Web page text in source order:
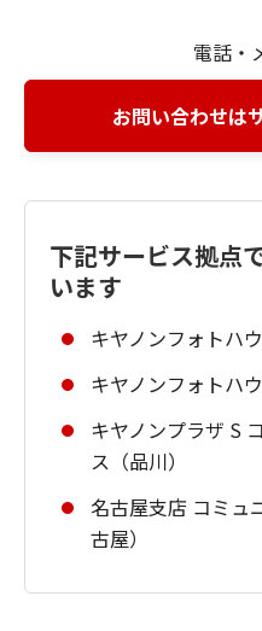
電話・
お問い合わせは
下記サービス拠点
います
キヤノンフォトハ
キヤノンフォトハ
キヤノンプラザ S
ス（品川）
名古屋支店 コミュ
古屋）